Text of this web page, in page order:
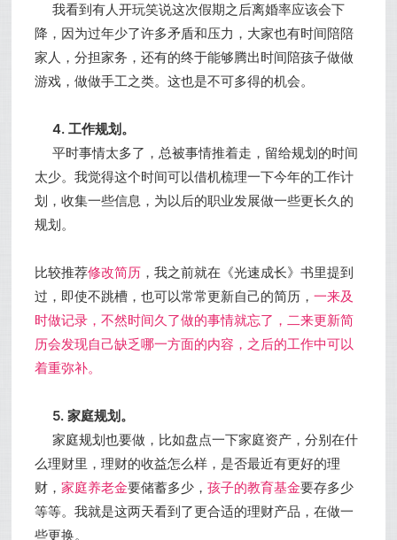
我看到有人开玩笑说这次假期之后离婚率应该会下
降，因为过年少了许多矛盾和压力，大家也有时间陪陪
家人，分担家务，还有的终于能够腾出时间陪孩子做做
游戏，做做手工之类。这也是不可多得的机会。
4. 工作规划。
平时事情太多了，总被事情推着走，留给规划的时间
太少。我觉得这个时间可以借机梳理一下今年的工作计
划，收集一些信息，为以后的职业发展做一些更长久的
规划。
比较推荐修改简历 ，我之前就在《光速成长》书里提到
过，即使不跳槽，也可以常常更新自己的简历，一来及
时做记录，不然时间久了做的事情就忘了，二来更新简
历会发现自己缺乏哪一方面的内容，之后的工作中可以
着重弥补。
5. 家庭规划。
家庭规划也要做，比如盘点一下家庭资产，分别在什
么理财里，理财的收益怎么样，是否最近有更好的理
财，家庭养老金要储蓄多少，孩子的教育基金要存多少
等等。我就是这两天看到了更合适的理财产品，在做一
些更换。